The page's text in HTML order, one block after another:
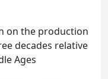
on the production
decades relative
Ages